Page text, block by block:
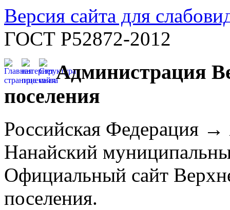
Версия сайта для
ГОСТ Р52872-2012
Администрация
поселения
Российская Федерация
Нанайский
Официальный сайт
поселения.